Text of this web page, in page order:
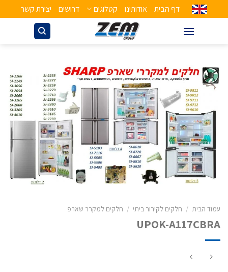
דף הבית אודותינו קטלוגים דרושים יצירת קשר
עמוד הבית / חלקים לקירור ביתי / חלקים למקרר שארפ
UPOK-A117CBRA